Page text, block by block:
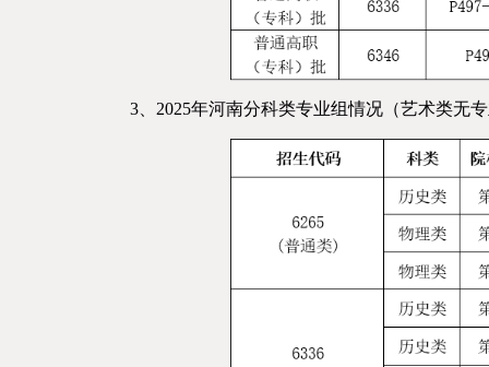
3、2025年河南分科类专业组情况（艺术类无